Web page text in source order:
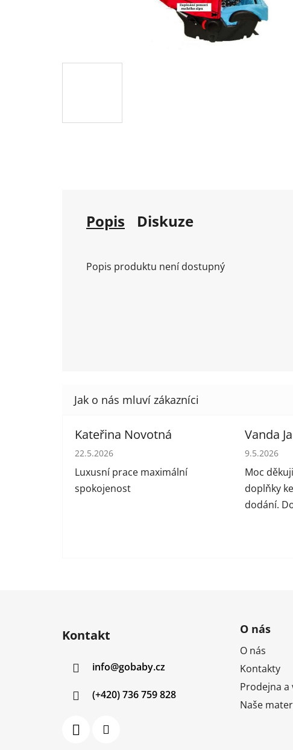
Popis Diskuze
Popis produktu není dostupný
Kateřina Novotná
Hodnocení obchodu je 5 z 5 hvězdiček.
22.5.2026
Luxusní prace maximální
spokojenost
Vanda
9.5.2026
Moc
doplňky
dodání.
Kontakt
info@gobaby.cz
(+420) 736 759 828
O nás
O nás
Kontakty
Prodejna a
Naše